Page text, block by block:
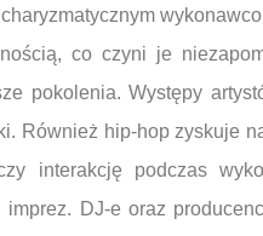
co czyni je
pokolenia. Występy
Również hip-hop zyskuje
interakcję podczas
DJ-e oraz